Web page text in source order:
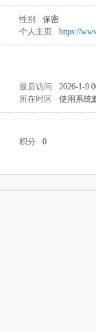
性别
保密
个人主页 https://
最后访问
2026-1-9
所在时区 使用系统
积分
0